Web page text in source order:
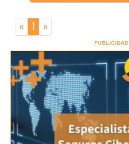
« 1 »